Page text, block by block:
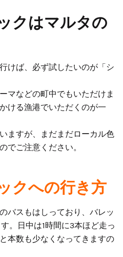
クはマルタの
けば、必ず試したいのが「シ
マなどの町中でもいただけま
ける漁港でいただくのが一
ますが、まだまだローカル色
でご注意ください。
クへの行き方
バスもはしっており、バレッ
。日中は1時間に3本ほど走っ
本数も少なくなってきますの